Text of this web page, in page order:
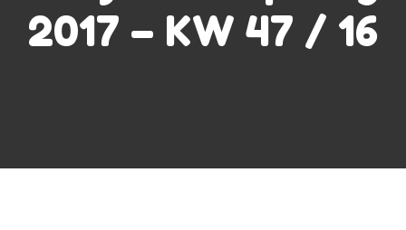
2017 – KW 47 / 16